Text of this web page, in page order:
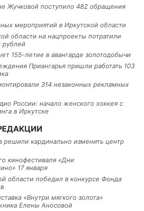
Жучковой поступило 482 обращения
мероприятий в Иркутской области
области на нацпроекты потратили
рублей
155-летие в авангарде золотодобычи
Приангарья пришли работать 103
314 незаконных рекламных
России: начало женского хоккея с
в Иркутске
решили кардинально изменить центр
кинофестиваля «Дни
17 января
области победил в конкурсе Фонда
«Внутри мягкого золота»
Елены Аносовой